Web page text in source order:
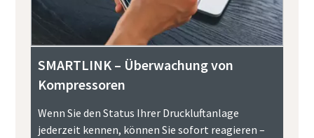
SMARTLINK – Überwachung von
Kompressoren
Wenn Sie den Status Ihrer Druckluftanlage
jederzeit kennen, können Sie sofort reagieren –